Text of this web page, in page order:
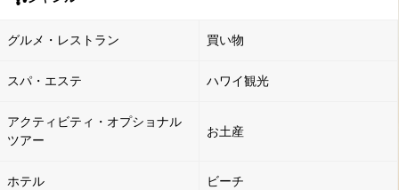
グルメ・レストラン 買い物
スパ・エステ ハワイ観光
アクティビティ・オプショナル
ツアー
お土産
ホテル ビーチ